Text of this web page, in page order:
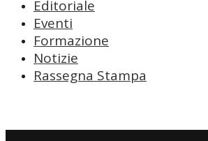
Editoriale
Eventi
Formazione
Notizie
Rassegna Stampa